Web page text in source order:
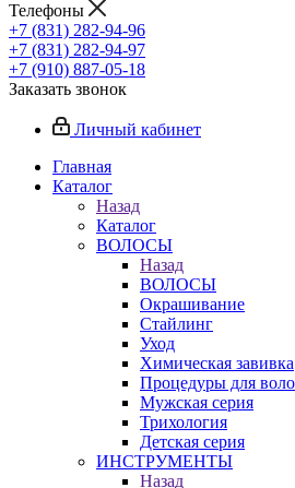
Телефоны
+7 (831) 282-94-96
+7 (831) 282-94-97
+7 (910) 887-05-18
Заказать звонок
Личный кабинет
Главная
Каталог
Назад
Каталог
ВОЛОСЫ
Назад
ВОЛОСЫ
Окрашивание
Стайлинг
Уход
Химическая завивка
Процедуры для
Мужская серия
Трихология
Детская серия
ИНСТРУМЕНТЫ
Назад